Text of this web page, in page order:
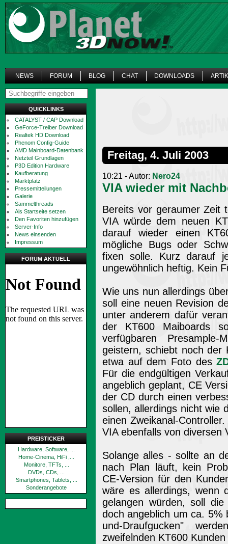
NEWS FORUM BLOG CHAT DOWNLOADS
QUICKLINKS
CATALYST / CAP Download
GeForce-Treiber Download
Realtek HD Download
Phenom Config-Guide
AMD Mainboard-Datenbank
Netzteil Grundlagen
P3D Edition Hardware
Kaufberatung
Marktplatz
Pressemitteilungen
Galerie
Sammelthreads
Als Startseite setzen
Den Favoriten hinzufügen
Server-Info
News einsenden
Impressum
FORUM AKTUELL
PREISTICKER
Hardware, Software, ...
Home-Cinema, HiFi ,...
Monitore, TFTs, ...
DVDs, CDs, ...
Smartphones, Tablets, ...
Sonderangebote
Freitag, 4. Juli 2003
10:21 - Autor: Nero24
VIA wieder mit
Bereits vor geraumer Zeit
VIA würde dem neuen
darauf wieder einen
mögliche Bugs oder
fixen solle. Kurz darauf
ungewöhnlich heftig. Kein
Wie uns nun allerdings
soll eine neuen Revision
unter anderem dafür
der KT600 Maiboards
verfügbaren
geistern, schiebt noch der
etwa auf dem Foto des
Für die endgültigen
angeblich geplant, CE
der CD durch einen
sollen, allerdings nicht wie
einen Zweikanal-
VIA ebenfalls von diversen
Solange alles - sollte an
nach Plan läuft, kein
CE-Version für den
wäre es allerdings, wenn
gelangen würden, soll die
doch angeblich um ca. 5%
und-Draufgucken"
zweifelnden KT600